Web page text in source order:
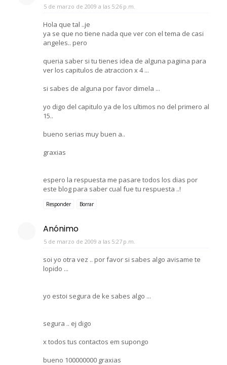
5 de marzo de 2009 a las 5:26 p.m.
Hola que tal ..je
ya se que no tiene nada que ver con el tema de casi
angeles.. pero
queria saber si tu tienes idea de alguna pagiina para
ver los capitulos de atraccion x 4 ...
si sabes de alguna por favor dimela ...
yo digo del capitulo ya de los ultimos no del primero al
15..
bueno serias muy buen a..
graxias
espero la respuesta me pasare todos los dias por
este blog para saber cual fue tu respuesta ..!
Responder Borrar
Anónimo
5 de marzo de 2009 a las 5:27 p.m.
soi yo otra vez .. por favor si sabes algo avisame te
lopido ...
yo estoi segura de ke sabes algo ...
segura .. ej digo
x todos tus contactos em supongo
bueno 100000000 graxias